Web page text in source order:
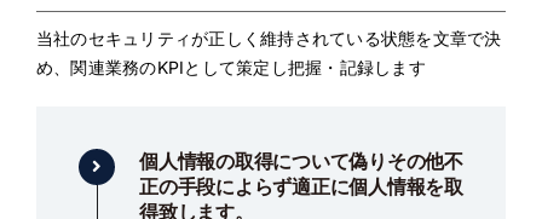
当社のセキュリティが正しく維持されている状態を文章で決
め、関連業務のKPIとして策定し把握・記録します
個人情報の取得について偽りその他不
正の手段によらず適正に個人情報を取
得致します。